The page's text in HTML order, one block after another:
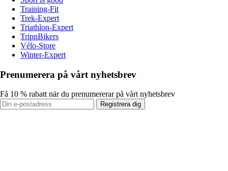
Training-Fit
Trek-Expert
Triathlon-Expert
TripnBikers
Vélo-Store
Winter-Expert
Prenumerera på vårt nyhetsbrev
Få 10 % rabatt när du prenumererar på vårt nyhetsbrev
Registrera dig